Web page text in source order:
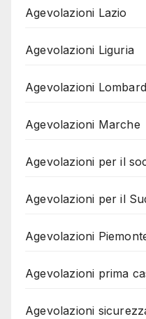
Agevolazioni Lazio
Agevolazioni Liguria
Agevolazioni
Agevolazioni Marche
Agevolazioni per il
Agevolazioni per il
Agevolazioni
Agevolazioni prima
Agevolazioni